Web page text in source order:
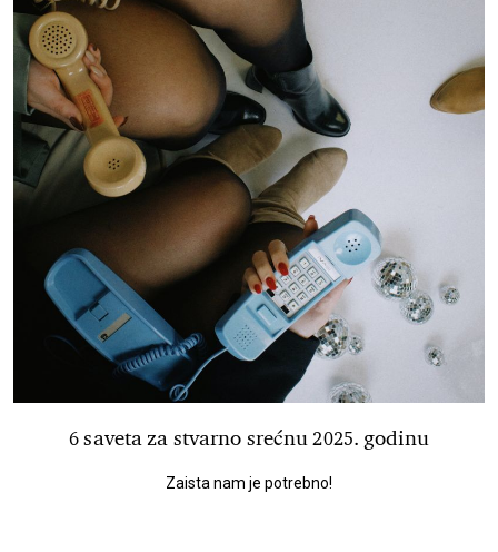
6 saveta za stvarno srećnu 2025. godinu
Zaista nam je potrebno!